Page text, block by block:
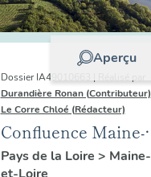
Aperçu
Dossier IA49010663 | Réalisé par
Durandière Ronan (Contributeur)
Le Corre Chloé (Rédacteur)
Confluence Maine-
Loire : présentation
Pays de la Loire > Maine-